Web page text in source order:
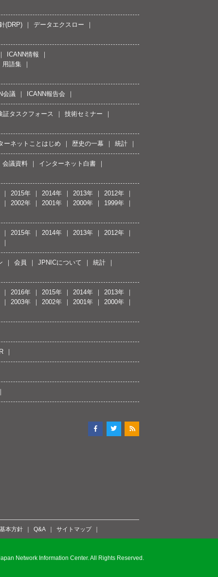
(DRP) データエクスロー
ICANN情報
用語集
会議 ICANN報告会
タスクフォース 技術セミナー
ーネットことはじめ 歴史の一幕 統計
会議資料 インターネット白書
2015年 2014年 2013年
2012年
2002年
2001年 2000年 1999年
2015年 2014年 2013年 2012年
会員 JPNICについて 統計
2016年 2015年 2014年
2013年
2003年
2002年 2001年 2000年
本方針 Q&A サイトマップ
Network Information Center. All Rights Reserved.